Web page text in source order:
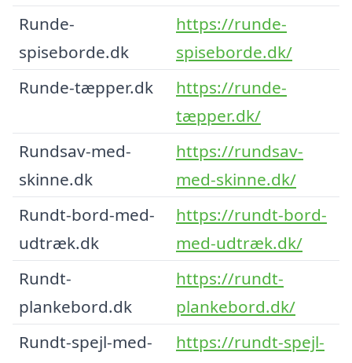
Runde-
spiseborde.dk
https://runde-
spiseborde.dk/
Runde-tæpper.dk
https://runde-
tæpper.dk/
Rundsav-med-
skinne.dk
https://rundsav-
med-skinne.dk/
Rundt-bord-med-
udtræk.dk
https://rundt-bord-
med-udtræk.dk/
Rundt-
plankebord.dk
https://rundt-
plankebord.dk/
Rundt-spejl-med-
https://rundt-spejl-